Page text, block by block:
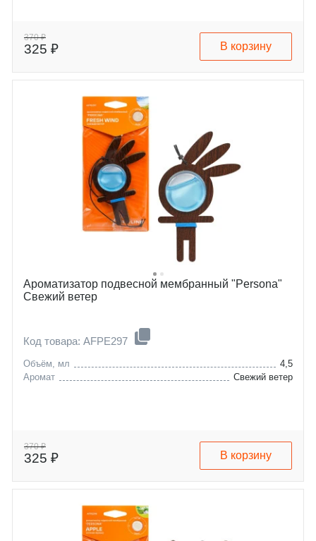
370 ₽
325 ₽ В корзину
Ароматизатор подвесной мембранный "Persona"
Свежий ветер
Код товара: AFPE297
Объём, мл
4,5
Аромат
Свежий ветер
370 ₽
325 ₽ В корзину